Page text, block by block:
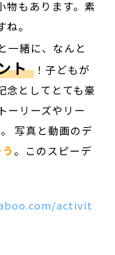
物もあります。素
。
と一緒に、なんと
ト
！子どもが
念としてとても豪
リーズやリー
写真と動画のデ
。このスピーデ
activit